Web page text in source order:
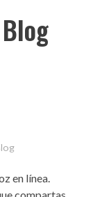
en línea.